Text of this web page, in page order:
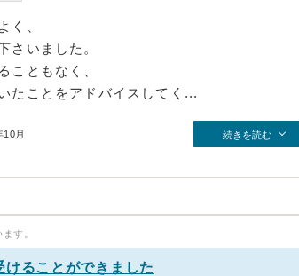
く、
さいました。
こともなく、
たことをアドバイスしてく...
月 続きを読む
す。
けることができました